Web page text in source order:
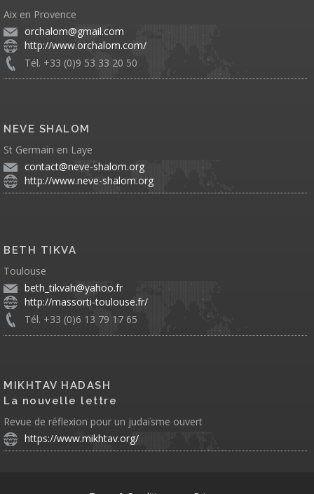
Aix en Provence
orchalom@gmail.com
http://www.orchalom.com/
Tél. +33 (0)9 53 33 20 50
NEVE SHALOM
St Germain en Laye
contact@neve-shalom.org
http://www.neve-shalom.org
BETH TIKVA
Toulouse
beth_tikvah@yahoo.fr
http://massorti-toulouse.fr/
Tél. +33 (0)6 13 79 17 65
MIKHTAV HADASH
La nouvelle lettre
Revue de réflexion pour un judaïsme ouvert
https://www.mikhtav.org/